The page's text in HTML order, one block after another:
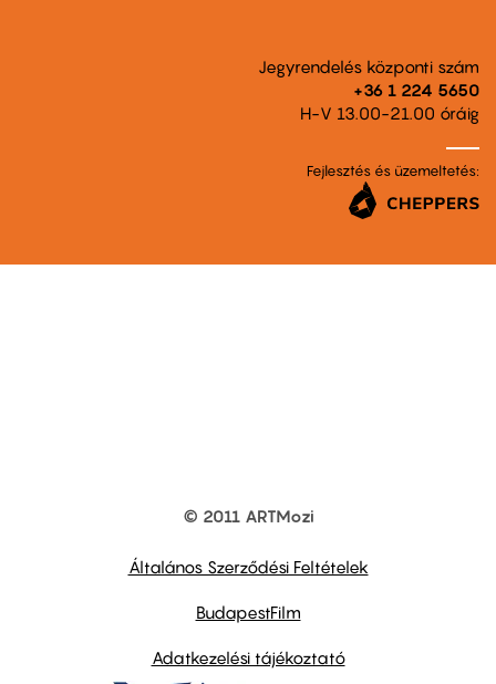
Jegyrendelés központi szám
+36 1 224 5650
H-V 13.00-21.00 óráig
Fejlesztés és üzemeltetés:
© 2011 ARTMozi
Általános Szerződési Feltételek
BudapestFilm
Adatkezelési tájékoztató